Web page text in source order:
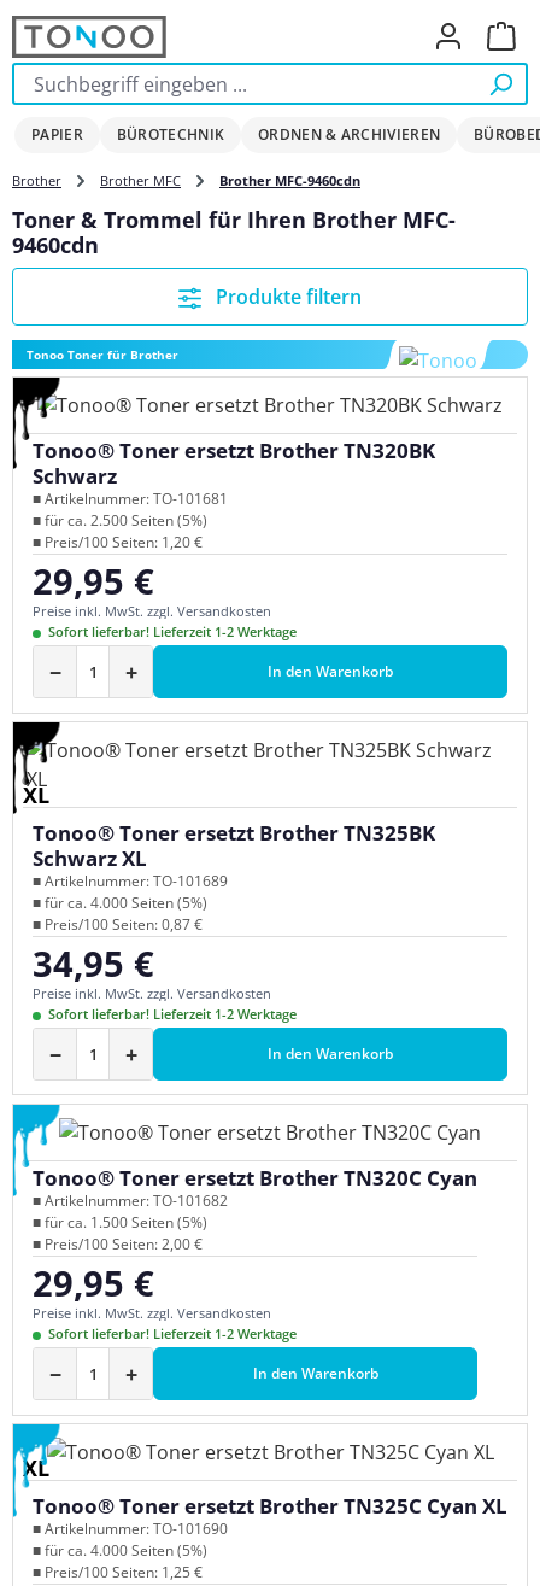
Zum Hauptinhalt springen
PAPIER BÜROTECHNIK ORDNEN & ARCHIVIEREN
Brother Brother MFC Brother MFC-9460cdn
Toner & Trommel für Ihren Brother MFC-
9460cdn
Produkte filtern
Tonoo Toner für Brother
Tonoo® Toner ersetzt Brother TN320BK
Schwarz
■ Artikelnummer: TO-101681
■ für ca. 2.500 Seiten (5%)
■ Preis/100 Seiten: 1,20 €
Regulärer Preis:
29,95 €
Preise inkl. MwSt. zzgl. Versandkosten
Sofort lieferbar! Lieferzeit 1-2 Werktage
− + In den Warenkorb
XL
Tonoo® Toner ersetzt Brother TN325BK
Schwarz XL
■ Artikelnummer: TO-101689
■ für ca. 4.000 Seiten (5%)
■ Preis/100 Seiten: 0,87 €
Regulärer Preis:
34,95 €
Preise inkl. MwSt. zzgl. Versandkosten
Sofort lieferbar! Lieferzeit 1-2 Werktage
− + In den Warenkorb
Tonoo® Toner ersetzt Brother TN320C Cyan
■ Artikelnummer: TO-101682
■ für ca. 1.500 Seiten (5%)
■ Preis/100 Seiten: 2,00 €
Regulärer Preis:
29,95 €
Preise inkl. MwSt. zzgl. Versandkosten
Sofort lieferbar! Lieferzeit 1-2 Werktage
− + In den Warenkorb
XL
Tonoo® Toner ersetzt Brother TN325C Cyan XL
■ Artikelnummer: TO-101690
■ für ca. 4.000 Seiten (5%)
■ Preis/100 Seiten: 1,25 €